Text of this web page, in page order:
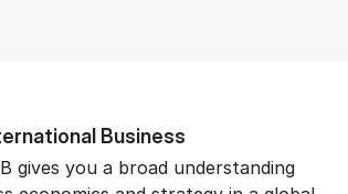
Busi­ness
gives you a broad understanding